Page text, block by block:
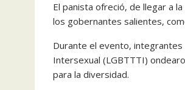
El panista ofreció, de llegar a
los gobernantes salientes,
Durante el evento, integrantes
Intersexual (LGBTTTI)
para la diversidad.